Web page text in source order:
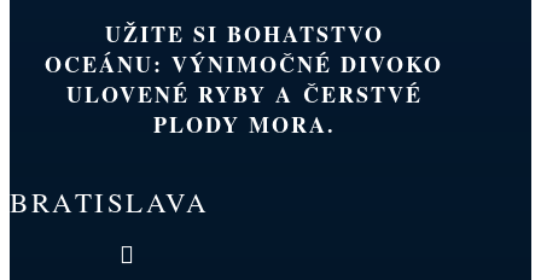
UŽITE SI BOHATSTVO
OCEÁNU: VÝNIMOČNÉ DIVOKO
ULOVENÉ RYBY A ČERSTVÉ
PLODY MORA.
BRATISLAVA
